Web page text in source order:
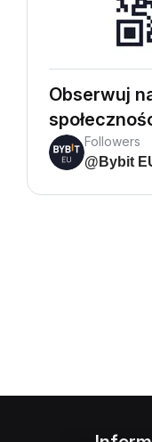
Obserwuj
Followers
@Bybit